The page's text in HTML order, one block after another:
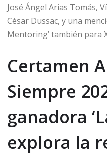
José Ángel Arias Tomás,
César Dussac, y una
Mentoring’ también para
Certamen
Siempre
ganadora
explora la